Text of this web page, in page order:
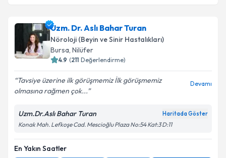
Uzm. Dr. Rabia Sedef Üreiçin randevu takvimi
talebi oluşturun. Size bu uzmandan randevu almanız
için bir takvim hazırlandığında e-posta ile
bilgilendireceğiz.
E-posta Adresiniz
Kişisel verilerimin işlenmesine ilişkinAydınlatma
Metni'ni okudum ve kişisel verilerimin belirtilen
kapsamda işlenmesini kabul ediyorum.
Uzm. Dr. Aslı Bahar Turan
Nöroloji (Beyin ve Sinir Hastalıkları)
Bursa, Nilüfer
4.9 (211 Değerlendirme)
Tavsiye üzerine ilk görüşmemiz İlk görüşmemiz
olmasına rağmen çok...
Devamı
Uzm.Dr.Aslı Bahar Turan Haritada Göster
Konak Mah. Lefkoşe Cad. Mescioğlu Plaza No:54 Kat:3 D:11
En Yakın Saatler